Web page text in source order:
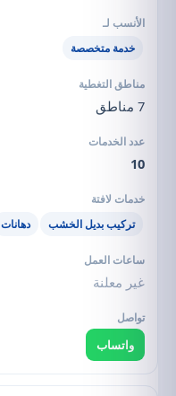
خدمة متخصصة
7 مناطق
10
تركيب بديل الخشب دهانات
غير معلنة
واتساب